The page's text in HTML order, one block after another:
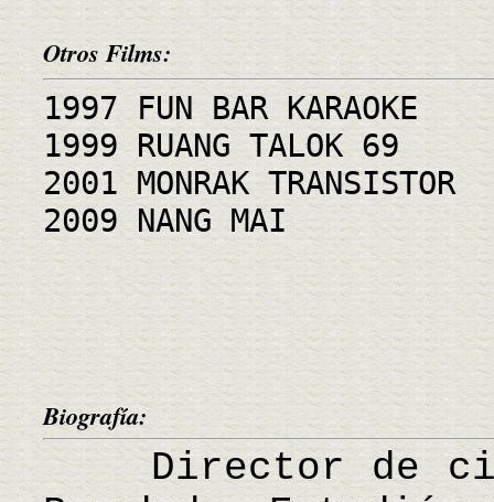
Otros Films:
1997 FUN BAR KARAOKE
1999 RUANG TALOK 69
2001 MONRAK TRANSISTOR
2009 NANG MAI
Biografía:
Director de